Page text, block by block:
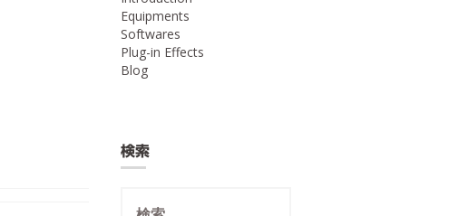
Equipments
Softwares
Plug-in Effects
Blog
検索